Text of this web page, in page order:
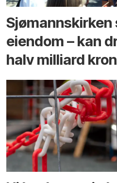
Sjømannskirken
eiendom – kan
halv milliard